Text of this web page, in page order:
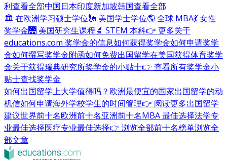
利查看全部中国日本印度新加坡韩国查看全部
🏛 在欧洲学习硕士学位🗽 美国学士学位🌎 全球 MBA💃 女性
奖学金🌉 美国研究生课程🔬 STEM 本科👉 更多关于
educations.com 奖学金的信息如何获得奖学金如何申请奖学
金如何撰写奖学金附函如何免费出国留学在美国获得体育奖学
金关于获得瑞典研究所奖学金的小贴士👉 查看所有奖学金小
贴士查找奖学金
如何出国留学上大学值得吗？ 欧洲最便宜的国家出国留学的动
机信如何申请海外学校学生的时间管理👉 阅读更多出国留学
建议世界前十名欧洲前十名亚洲前十名MBA 最佳选择法学专
业最佳选择医疗专业最佳选择👉 浏览全部前十名榜单浏览全
部文章